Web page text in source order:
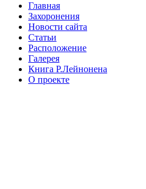
Главная
Захоронения
Новости сайта
Статьи
Расположение
Галерея
Книга Р.Лейнонена
О проекте